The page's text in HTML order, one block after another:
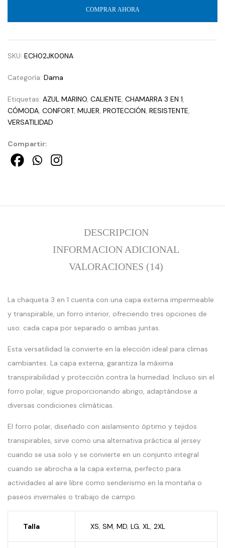
COMPRAR AHORA
SKU: ECH02JK00NA
Categoría: Dama
Etiquetas: AZUL MARINO, CALIENTE, CHAMARRA 3 EN 1,
CÓMODA, CONFORT, MUJER, PROTECCIÓN, RESISTENTE,
VERSATILIDAD
Compartir:
DESCRIPCION
INFORMACION ADICIONAL
VALORACIONES (14)
La chaqueta 3 en 1 cuenta con una capa externa impermeable
y transpirable, un forro interior, ofreciendo tres opciones de
uso: cada capa por separado o ambas juntas.
Esta versatilidad la convierte en la elección ideal para climas
cambiantes. La capa externa, garantiza la máxima
transpirabilidad y protección contra la humedad. Incluso sin el
forro polar, sigue proporcionando abrigo, adaptándose a
diversas condiciones climáticas.
El forro polar, diseñado con aislamiento óptimo y tejidos
transpirables, sirve como una alternativa práctica al jersey
cuando se usa solo y se convierte en un conjunto integral
cuando se abrocha a la capa externa, perfecto para
actividades al aire libre como senderismo en la montaña o
paseos invernales o trabajo de campo.
Talla XS, SM, MD, LG, XL, 2XL